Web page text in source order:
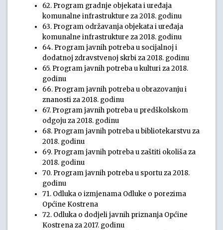
62. Program gradnje objekata i uređaja
komunalne infrastrukture za 2018. godinu
63. Program održavanja objekata i uređaja
komunalne infrastrukture za 2018. godinu
64. Program javnih potreba u socijalnoj i
dodatnoj zdravstvenoj skrbi za 2018. godinu
65. Program javnih potreba u kulturi za 2018.
godinu
66. Program javnih potreba u obrazovanju i
znanosti za 2018. godinu
67. Program javnih potreba u predškolskom
odgoju za 2018. godinu
68. Program javnih potreba u bibliotekarstvu za
2018. godinu
69. Program javnih potreba u zaštiti okoliša za
2018. godinu
70. Program javnih potreba u sportu za 2018.
godinu
71. Odluka o izmjenama Odluke o porezima
Općine Kostrena
72. Odluka o dodjeli javnih priznanja Općine
Kostrena za 2017. godinu